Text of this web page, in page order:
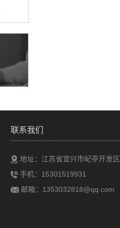
联系我们
地址：江苏省宜兴市屺亭开发区
手机：15301519931
邮箱：1353032818@qq.com